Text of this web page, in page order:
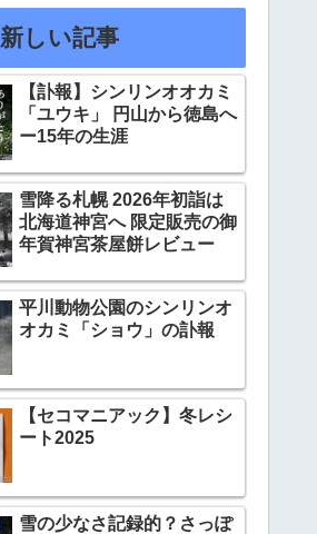
新しい記事
【訃報】シンリンオオカミ
「ユウキ」 円山から徳島へ
ー15年の生涯
雪降る札幌 2026年初詣は
北海道神宮へ 限定販売の御
年賀神宮茶屋餅レビュー
平川動物公園のシンリンオ
オカミ「ショウ」の訃報
【セコマニアック】冬レシ
ート2025
雪の少なさ記録的？さっぽ